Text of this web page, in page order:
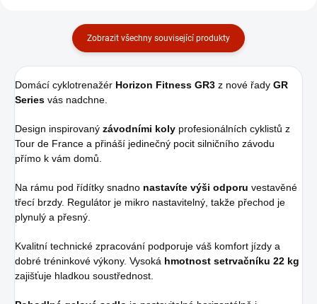
Zobrazit všechny související produkty
Domácí cyklotrenažér Horizon Fitness GR3 z nové řady GR
Series vás nadchne.
Design inspirovaný závodními koly profesionálních cyklistů z
Tour de France a přináší jedinečný pocit silničního závodu
přímo k vám domů.
Na rámu pod řídítky snadno nastavíte výši odporu vestavěné
třecí brzdy. Regulátor je mikro nastavitelný, takže přechod je
plynulý a přesný.
Kvalitní technické zpracování podporuje váš komfort jízdy a
dobré tréninkové výkony. Vysoká hmotnost setrvačníku 22 kg
zajišťuje hladkou soustřednost.